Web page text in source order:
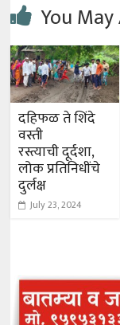
You
दहिफळ ते शिंदे
वस्ती
रस्त्याची दूर्दशा,
लोक प्रतिनिधींचे
दुर्लक्ष
July 23, 2024